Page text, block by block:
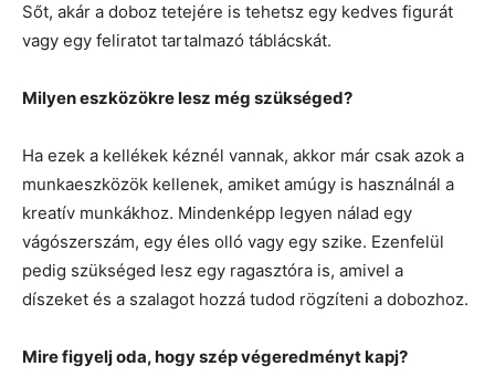
Sőt, akár a doboz tetejére is tehetsz egy kedves figurát
vagy egy feliratot tartalmazó táblácskát.
Milyen eszközökre lesz még szükséged?
Ha ezek a kellékek kéznél vannak, akkor már csak azok a
munkaeszközök kellenek, amiket amúgy is használnál a
kreatív munkákhoz. Mindenképp legyen nálad egy
vágószerszám, egy éles olló vagy egy szike. Ezenfelül
pedig szükséged lesz egy ragasztóra is, amivel a
díszeket és a szalagot hozzá tudod rögzíteni a dobozhoz.
Mire figyelj oda, hogy szép végeredményt kapj?